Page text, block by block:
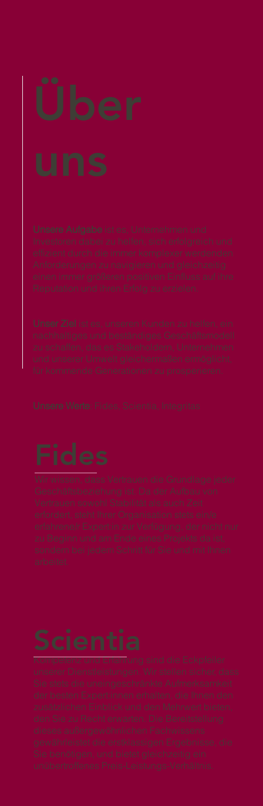
Scientia
Kompetenz und Erfahrung sind die Eckpfeiler
unserer Dienstleistungen. Wir stellen sicher, dass
Sie stets die uneingeschränkte Aufmerksamkeit
der besten Expert:innen erhalten, die Ihnen den
zusätzlichen Einblick und den Mehrwert bieten,
den Sie zu Recht erwarten. Die Bereitstellung
dieses außergewöhnlichen Fachwissens
gewährleistet die erstklassigen Ergebnisse, die
Sie benötigen, und bietet gleichzeitig ein
unübertroffenes Preis-Leistungs-Verhältnis.
Fides
Wir wissen, dass Vertrauen die Grundlage jeder
Geschäftsbeziehung ist. Da der Aufbau von
Vertrauen sowohl Stabilität als auch Zeit
erfordert, steht Ihrer Organisation stets ein/e
erfahrene/r Expert:in zur Verfügung, der nicht nur
zu Beginn und am Ende eines Projekts da ist,
sondern bei jedem Schritt für Sie und mit Ihnen
arbeitet.
Über
uns
Unsere Aufgabeist es, Unternehmen und
Investoren dabei zu helfen, sich erfolgreich und
effizient durch die immer komplexer werdenden
Anforderungen zu navigieren und gleichzeitig
einen immer größeren positiven Einfluss auf ihre
Reputation und ihren Erfolg zu erzielen.
Unser Ziel ist es, unseren Kunden zu helfen, ein
nachhaltiges und beständiges Geschäftsmodell
zu schaffen, das es Stakeholdern, Unternehmen
und unserer Umwelt gleichermaßen ermöglicht,
für kommende Generationen zu prosperieren.
Unsere Werte: Fides, Scientia, Integritas